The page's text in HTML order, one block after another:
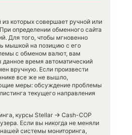
которых совершает ручной или
определении обменного сайта
Для того, чтобы мгновенно
мышкой на позицию с его
с обменом валют, вам
данное время автоматический
вручную. Если произвести
все же не вышло,
меры: обсуждение проблемы
текущего направления
курсы Stellar → Cash-COP
Если вы никогда не меняли
системы мониторинга,